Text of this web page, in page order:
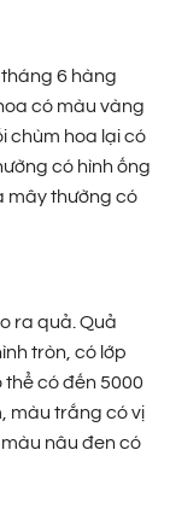
6 hàng
có màu vàng
chùm hoa lại có
có hình ống
mây thường có
ra quả. Quả
tròn, có lớp
có đến 5000
màu trắng có vị
nâu đen có